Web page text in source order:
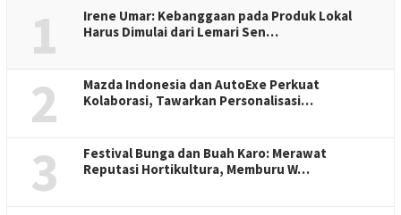
1
Irene Umar: Kebanggaan pada Produk Lokal
Harus Dimulai dari Lemari Sen…
2
Mazda Indonesia dan AutoExe Perkuat
Kolaborasi, Tawarkan Personalisasi…
3
Festival Bunga dan Buah Karo: Merawat
Reputasi Hortikultura, Memburu W…